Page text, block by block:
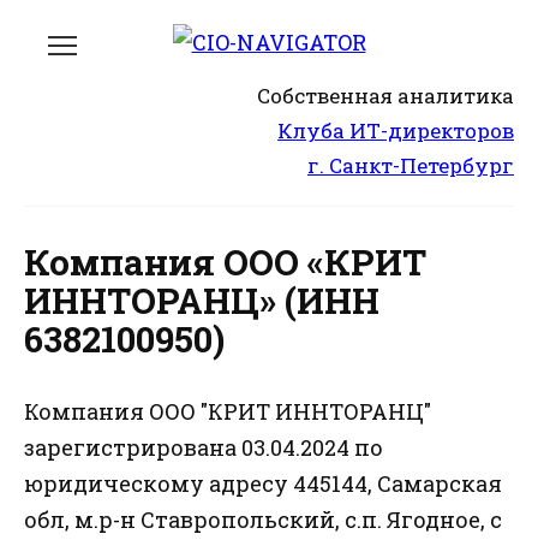
Собственная аналитика
Клуба ИТ-директоров
г. Санкт-Петербург
Компания ООО «КРИТ
ИННТОРАНЦ» (ИНН
6382100950)
Компания ООО "КРИТ ИННТОРАНЦ"
зарегистрирована 03.04.2024 по
юридическому адресу 445144, Самарская
обл, м.р-н Ставропольский, с.п. Ягодное, с